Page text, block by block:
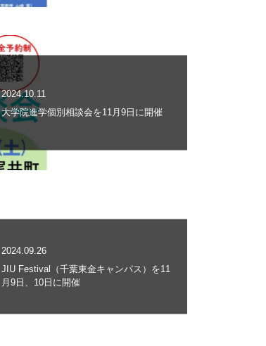
2024.10.11
大学院進学個別相談会を11月9日に開催
2024.09.26
JIU Festival（千葉東金キャンパス）を11
月9日、10日に開催